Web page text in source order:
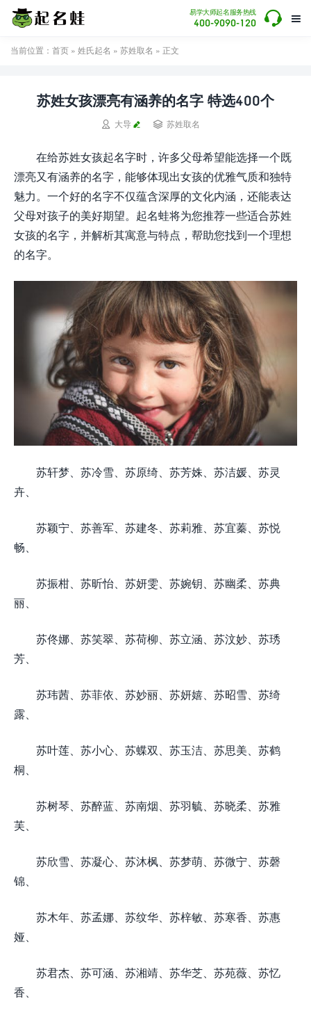

易学大师起名服务热线
400-9090-120 
当前位置： 首页 » 姓氏起名 » 苏姓取名 » 正文
苏姓女孩漂亮有涵养的名字 特选400个
 大导  苏姓取名
在给苏姓女孩起名字时，许多父母希望能选择一个既
漂亮又有涵养的名字，能够体现出女孩的优雅气质和独特
魅力。一个好的名字不仅蕴含深厚的文化内涵，还能表达
父母对孩子的美好期望。起名蛙将为您推荐一些适合苏姓
女孩的名字，并解析其寓意与特点，帮助您找到一个理想
的名字。
苏轩梦、苏冷雪、苏原绮、苏芳姝、苏洁媛、苏灵
卉、
苏颖宁、苏善军、苏建冬、苏莉雅、苏宜蓁、苏悦
畅、
苏振柑、苏昕怡、苏妍雯、苏婉钥、苏幽柔、苏典
丽、
苏佟娜、苏笑翠、苏荷柳、苏立涵、苏汶妙、苏琇
芳、
苏玮茜、苏菲依、苏妙丽、苏妍嬉、苏昭雪、苏绮
露、
苏叶莲、苏小心、苏蝶双、苏玉洁、苏思美、苏鹤
桐、
苏树琴、苏醉蓝、苏南烟、苏羽毓、苏晓柔、苏雅
芙、
苏欣雪、苏凝心、苏沐枫、苏梦萌、苏微宁、苏磬
锦、
苏木年、苏孟娜、苏纹华、苏梓敏、苏寒香、苏惠
娅、
苏君杰、苏可涵、苏湘靖、苏华芝、苏苑薇、苏忆
香、